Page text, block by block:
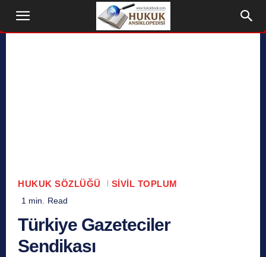
HUKUK SÖZLÜĞÜ SIVIL TOPLUM
1 min. Read
Türkiye Gazeteciler
Sendikası